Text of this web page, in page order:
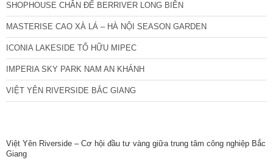
SHOPHOUSE CHÂN ĐẾ BERRIVER LONG BIÊN
MASTERISE CAO XÀ LÁ – HÀ NỘI SEASON GARDEN
ICONIA LAKESIDE TỐ HỮU MIPEC
IMPERIA SKY PARK NAM AN KHÁNH
VIỆT YÊN RIVERSIDE BẮC GIANG
Việt Yên Riverside – Cơ hội đầu tư vàng giữa trung tâm công nghiệp Bắc
Giang